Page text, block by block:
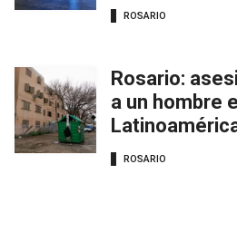
ROSARIO
Rosario:
a un hombre
ROSARIO